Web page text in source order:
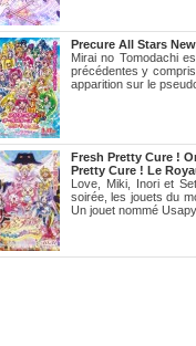
Precure All Stars
Mirai no Tomodachi
précédentes y
apparition sur le
Fresh Pretty Cure !
Pretty Cure ! Le
Love, Miki, Inori et
soirée, les jouets du
Un jouet nommé